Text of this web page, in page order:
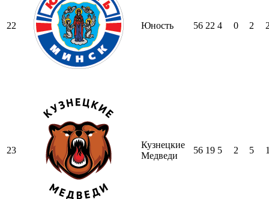
22 Юность 56 22 4 0 2
23
Кузнецкие
Медведи
56 19 5 2 5